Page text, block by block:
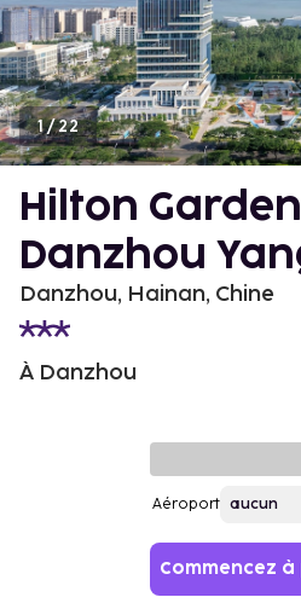
1/22
Hilton
Danzhou
Danzhou, Hainan, Chine
À Danzhou
Aéroport
Commencez